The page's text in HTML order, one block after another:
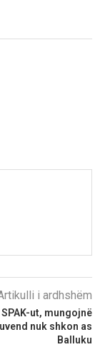
i ardhshëm
ut, mungojnë
nuk shkon as
Balluku